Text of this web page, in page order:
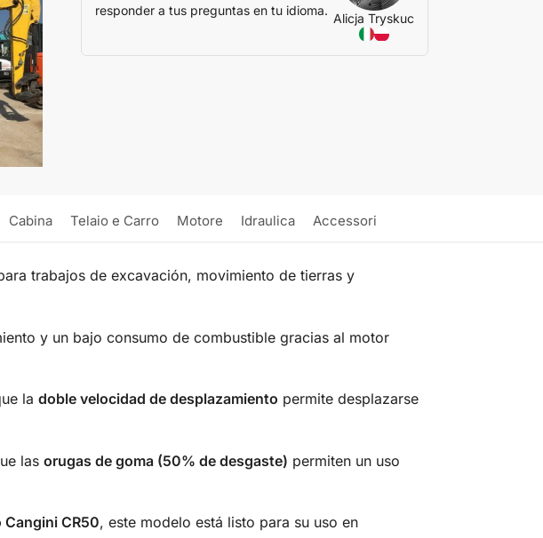
responder a tus preguntas en tu idioma.
Alicja Tryskuc
Cabina Telaio e Carro Motore Idraulica Accessori
trabajos de excavación, movimiento de tierras y
y un bajo consumo de combustible gracias al motor
la doble velocidad de desplazamiento permite desplazarse
las orugas de goma (50% de desgaste) permiten un uso
CR50, este modelo está listo para su uso en